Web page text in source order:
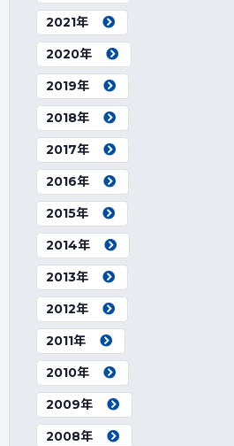
2021年
2020年
2019年
2018年
2017年
2016年
2015年
2014年
2013年
2012年
2011年
2010年
2009年
2008年